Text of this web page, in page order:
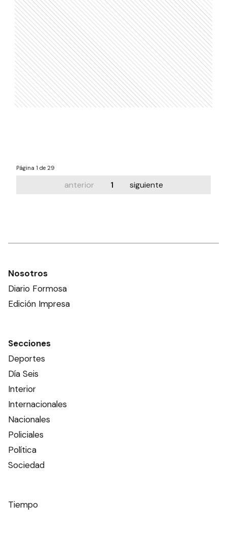
Página 1 de 29
anterior 1 siguiente
Nosotros
Diario Formosa
Edición Impresa
Secciones
Deportes
Día Seis
Interior
Internacionales
Nacionales
Policiales
Política
Sociedad
Tiempo